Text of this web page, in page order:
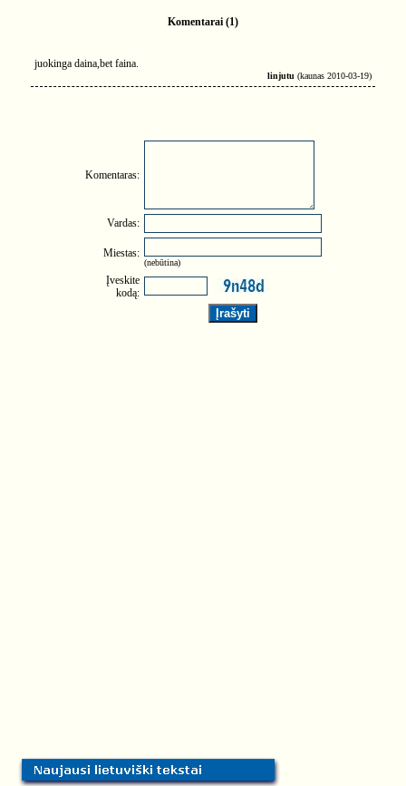
Komentarai (1)
juokinga daina,bet faina.
linjutu (kaunas 2010-03-19)
Komentaras:
Vardas:
Miestas:
(nebūtina)
Įveskite
kodą: